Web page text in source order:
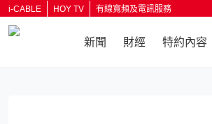
i-CABLE HOY TV 有線寬頻及電訊服務
新聞 財經 特約內容